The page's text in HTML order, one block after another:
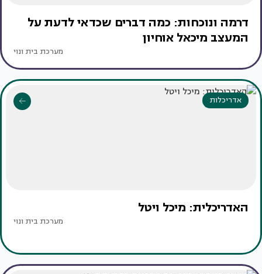
דרמה ונוכחות: כמה דברים שכדאי לדעת על
המעצב מיכאל אוחיון
מערכת בית ונוי
אדריכלות
האדריכלית: מיכל ויטל
מערכת בית ונוי